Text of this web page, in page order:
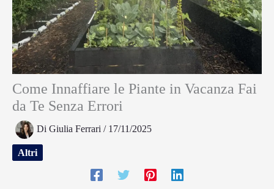
Come Innaffiare le Piante in Vacanza Fai
da Te Senza Errori
Di Giulia Ferrari / 17/11/2025
Altri